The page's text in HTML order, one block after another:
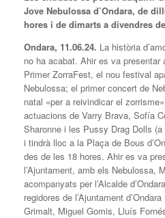
Jove Nebulossa d’Ondara, de
hores i de dimarts a divendres
Ondara, 11.06.24. La història
no ha acabat. Ahir es va presentar
Primer ZorraFest, el nou festival
Nebulossa; el primer concert de
natal «per a reivindicar el
actuacions de Varry Brava, Sofía
Sharonne i les Pussy Drag Dolls
i tindrà lloc a la Plaça de Bous
des de les 18 hores. Ahir es va
l’Ajuntament, amb els Nebulossa,
acompanyats per l’Alcalde
regidores de l’Ajuntament
Grimalt, Miguel Gomis, Lluís